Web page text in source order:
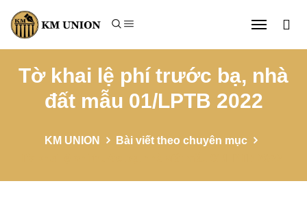
Tờ khai lệ phí trước bạ, nhà
đất mẫu 01/LPTB 2022
KM UNION
Bài viết theo chuyên mục